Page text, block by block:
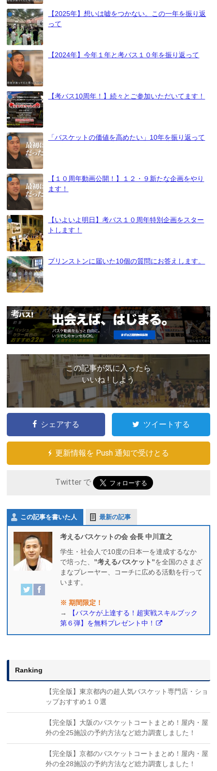
【2025年】想いは嘘をつかない。この一年を振り返
って
【2024年】今年１年と考バス１０年を振り返って
【考バス10周年！】続々とご参加いただいてます！
「バスケットの価値を高めたい」10年を振り返って
【１０周年動画公開！】１２・９新たな企画をやり
ます！
【いよいよ明日】考バス１０周年特別企画をスター
トします！
プリンストンに届いた10個の質問にお答えします。
この記事が気に入ったら
いいね ! しよう
シェアする ツイートする
更新情報を Push 通知で受けとる
Twitter で
この記事を書いた人 最新の記事
考えるバスケットの会 会長 中川直之
学生・社会人で10度の日本一を達成するなか
で培った、 ”考えるバスケット”を全国のさまざ
まなプレーヤー、コーチに広める活動を行って
います。
※ 期間限定！
→
【バスケが上達する！超実戦スキルブック
第６弾】を無料プレゼント中！
Ranking
【完全版】東京都内の超人気バスケット専門店・ショ
ップおすすめ１０選
【完全版】大阪のバスケットコートまとめ！屋内・屋
外の全25施設の予約方法など総力調査しました！
【完全版】京都のバスケットコートまとめ！屋内・屋
外の全28施設の予約方法など総力調査しました！